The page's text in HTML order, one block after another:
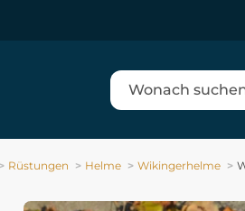
Rüstungen Helme Wikingerhelme